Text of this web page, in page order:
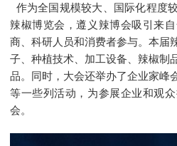
作为全国规模较大、国际化程度
辣椒博览会，遵义辣博会吸引来
商、科研人员和消费者参与。本届
子、种植技术、加工设备、辣椒制
品。同时，大会还举办了企业家峰
等一些列活动，为参展企业和观
会。